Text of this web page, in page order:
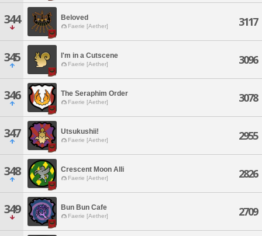
344 Beloved
Faerie [Aether] 3117
345 I'm in a Cutscene
Faerie [Aether] 3096
346 The Seraphim Order
Faerie [Aether] 3078
347 Utsukushii!
Faerie [Aether] 2955
348 Crescent Moon Alli
Faerie [Aether] 2826
349 Bun Bun Cafe
Faerie [Aether] 2709